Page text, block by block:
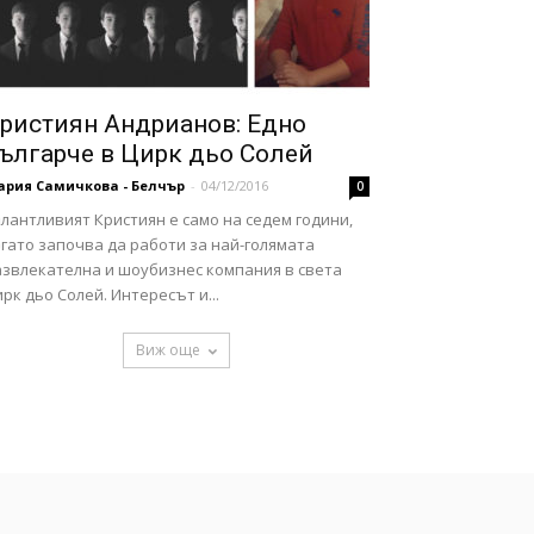
Андрианов: Едно
в Цирк дьо Солей
Самичкова - Белчър - 04/12/2016 0
Кристиян е само на седем години,
започва да работи за най-голямата
и шоубизнес компания в света
дьо Солей. Интересът и...
Виж още